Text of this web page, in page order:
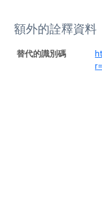
額外的詮釋資料
替代的識別碼